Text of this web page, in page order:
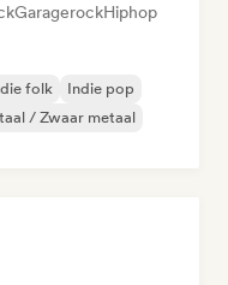
GaragerockHiphop
folk
Indie pop
/ Zwaar metaal